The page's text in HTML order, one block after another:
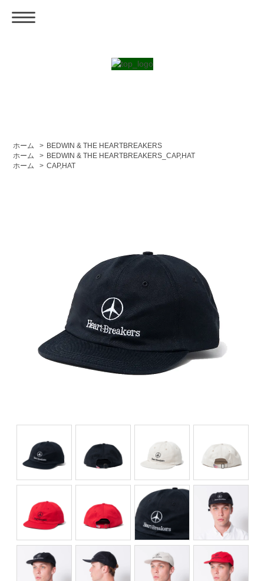
ホーム > BEDWIN & THE HEARTBREAKERS
ホーム
> BEDWIN & THE HEARTBREAKERS_CAP,HAT
ホーム
> CAP,HAT